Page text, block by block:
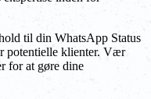
til din WhatsApp Status
potentielle klienter. Vær
for at gøre dine